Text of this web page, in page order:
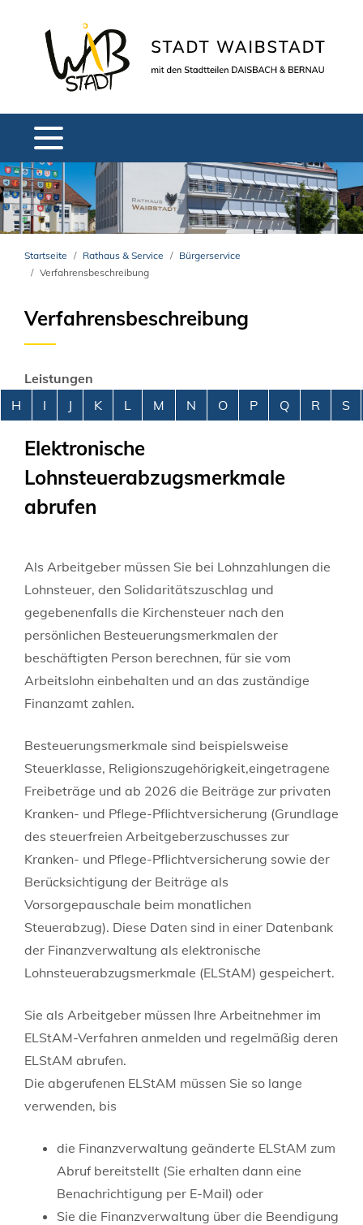
Startseite Rathaus & Service
Bürgerservice
Verfahrensbeschreibung
Verfahrensbeschreibung
Leistungen
Alphabetisches Register überspringen
H I J K L M N O P Q R S
Elektronische
Lohnsteuerabzugsmerkmale
abrufen
Als Arbeitgeber müssen Sie bei Lohnzahlungen die
Lohnsteuer, den Solidaritätszuschlag und
gegebenenfalls die Kirchensteuer nach den
persönlichen Besteuerungsmerkmalen der
beschäftigten Person berechnen, für sie vom
Arbeitslohn einbehalten und an das zuständige
Finanzamt zahlen.
Besteuerungsmerkmale sind beispielsweise
Steuerklasse, Religionszugehörigkeit,eingetragene
Freibeträge und ab 2026 die Beiträge zur privaten
Kranken- und Pflege-Pflichtversicherung (Grundlage
des steuerfreien Arbeitgeberzuschusses zur
Kranken- und Pflege-Pflichtversicherung sowie der
Berücksichtigung der Beiträge als
Vorsorgepauschale beim monatlichen
Steuerabzug). Diese Daten sind in einer Datenbank
der Finanzverwaltung als elektronische
Lohnsteuerabzugsmerkmale (ELStAM) gespeichert.
Sie als Arbeitgeber müssen Ihre Arbeitnehmer im
ELStAM-Verfahren anmelden und regelmäßig deren
ELStAM abrufen.
Die abgerufenen ELStAM müssen Sie so lange
verwenden, bis
die Finanzverwaltung geänderte ELStAM zum
Abruf bereitstellt (Sie erhalten dann eine
Benachrichtigung per E-Mail) oder
Sie die Finanzverwaltung über die Beendigung